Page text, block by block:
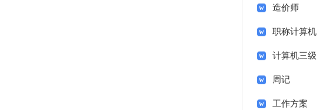
造价师
职称计算机
计算机三级
周记
工作方案